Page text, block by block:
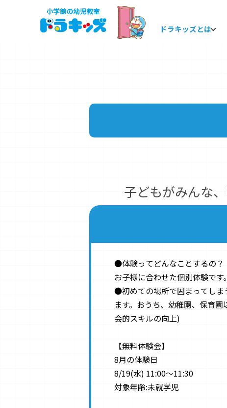
ドラキッズとは
子どもがみんな
●体験ってどんなことするの？
お子様に合わせた個別体験で
●初めての場所で固まってしま
ます。おうち、幼稚園、保育
会的スキルの向上)
【無料体験会】
8月の体験日
8/19(水) 11:00〜11:30
対象年齢:未就学児